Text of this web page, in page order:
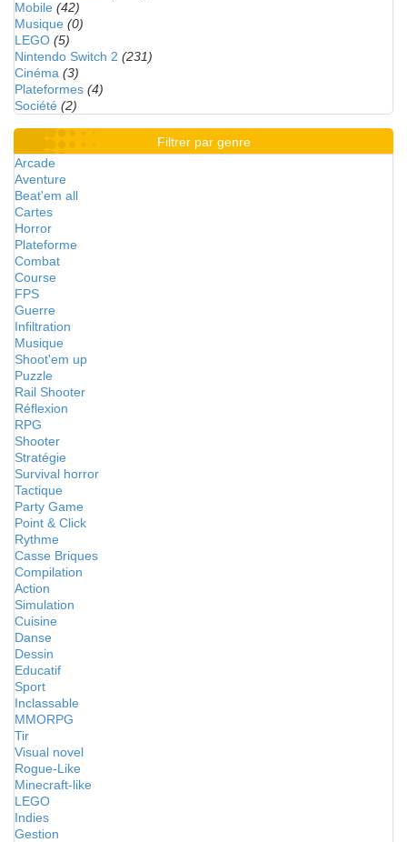
Mobile (42)
Musique (0)
LEGO (5)
Nintendo Switch 2 (231)
Cinéma (3)
Plateformes (4)
Société (2)
Filtrer par genre
Arcade
Aventure
Beat'em all
Cartes
Horror
Plateforme
Combat
Course
FPS
Guerre
Infiltration
Musique
Shoot'em up
Puzzle
Rail Shooter
Réflexion
RPG
Shooter
Stratégie
Survival horror
Tactique
Party Game
Point & Click
Rythme
Casse Briques
Compilation
Action
Simulation
Cuisine
Danse
Dessin
Educatif
Sport
Inclassable
MMORPG
Tir
Visual novel
Rogue-Like
Minecraft-like
LEGO
Indies
Gestion